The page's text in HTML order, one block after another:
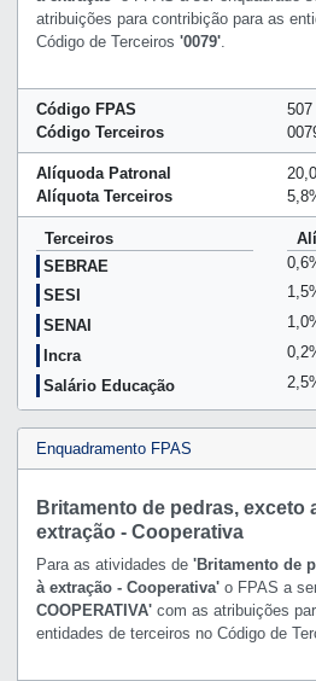
atribuições para contribição para as
Código de Terceiros '0079'.
Código FPAS
507
Código Terceiros
Alíquoda Patronal
Alíquota Terceiros
Terceiros
SEBRAE
SESI
SENAI
Incra
Salário Educação
Enquadramento FPAS
Britamento de pedras, exceto
extração - Cooperativa
Para as atividades de 'Britamento de
à extração - Cooperativa'o FPAS a
COOPERATIVA'com as atribuições
entidades de terceiros no Código de